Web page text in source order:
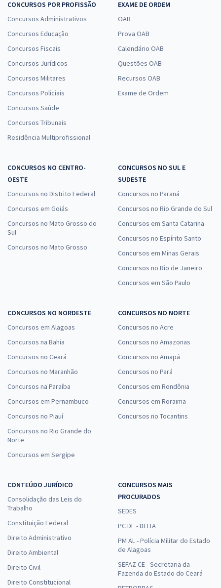
CONCURSOS POR PROFISSÃO
Concursos Administrativos
Concursos Educação
Concursos Fiscais
Concursos Jurídicos
Concursos Militares
Concursos Policiais
Concursos Saúde
Concursos Tribunais
Residência Multiprofissional
EXAME DE ORDEM
OAB
Prova OAB
Calendário OAB
Questões OAB
Recursos OAB
Exame de Ordem
CONCURSOS NO CENTRO-
OESTE
Concursos no Distrito Federal
Concursos em Goiás
Concursos no Mato Grosso do
Sul
Concursos no Mato Grosso
CONCURSOS NO SUL E
SUDESTE
Concursos no Paraná
Concursos no Rio Grande do Sul
Concursos em Santa Catarina
Concursos no Espírito Santo
Concursos em Minas Gerais
Concursos no Rio de Janeiro
Concursos em São Paulo
CONCURSOS NO NORDESTE
Concursos em Alagoas
Concursos na Bahia
Concursos no Ceará
Concursos no Maranhão
Concursos na Paraíba
Concursos em Pernambuco
Concursos no Piauí
Concursos no Rio Grande do
Norte
Concursos em Sergipe
CONCURSOS NO NORTE
Concursos no Acre
Concursos no Amazonas
Concursos no Amapá
Concursos no Pará
Concursos em Rondônia
Concursos em Roraima
Concursos no Tocantins
CONTEÚDO JURÍDICO
Consolidação das Leis do
Trabalho
Constituição Federal
Direito Administrativo
Direito Ambiental
Direito Civil
Direito Constitucional
CONCURSOS MAIS
PROCURADOS
SEDES
PC DF - DELTA
PM AL - Polícia Militar do Estado
de Alagoas
SEFAZ CE - Secretaria da
Fazenda do Estado do Ceará